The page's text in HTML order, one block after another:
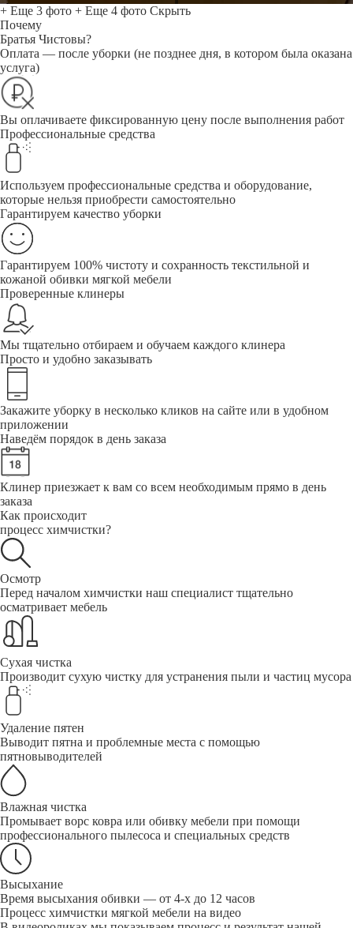
+ Еще 3 фото + Еще 4 фото Скрыть
Почему
Братья Чистовы?
Оплата — после уборки (не позднее дня, в котором была оказана
услуга)
Вы оплачиваете фиксированную цену после выполнения работ
Профессиональные средства
Используем профессиональные средства и оборудование,
которые нельзя приобрести самостоятельно
Гарантируем качество уборки
Гарантируем 100% чистоту и сохранность текстильной и
кожаной обивки мягкой мебели
Проверенные клинеры
Мы тщательно отбираем и обучаем каждого клинера
Просто и удобно заказывать
Закажите уборку в несколько кликов на сайте или в удобном
приложении
Наведём порядок в день заказа
Клинер приезжает к вам со всем необходимым прямо в день
заказа
Как происходит
процесс химчистки?
Осмотр
Перед началом химчистки наш специалист тщательно
осматривает мебель
Сухая чистка
Производит сухую чистку для устранения пыли и частиц мусора
Удаление пятен
Выводит пятна и проблемные места с помощью
пятновыводителей
Влажная чистка
Промывает ворс ковра или обивку мебели при помощи
профессионального пылесоса и специальных средств
Высыхание
Время высыхания обивки — от 4-х до 12 часов
Процесс химчистки мягкой мебели на видео